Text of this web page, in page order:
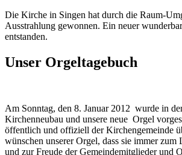
Die Kirche in Singen hat durch die Raum-
Ausstrahlung gewonnen. Ein neuer
entstanden.
Unser Orgeltagebuch
Am Sonntag, den 8. Januar 2012 wurde in
Kirchenneubau und unsere neue Orgel
öffentlich und offiziell der Kirchengemeinde
wünschen unserer Orgel, dass sie immer
und zur Freude der Gemeindemitglieder und